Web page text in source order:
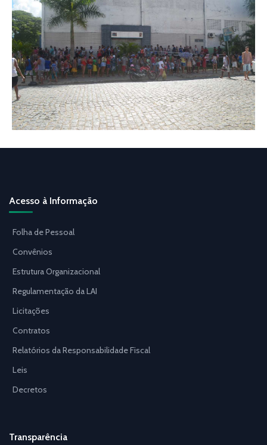
Acesso à Informação
Folha de Pessoal
Convênios
Estrutura Organizacional
Regulamentação da LAI
Licitações
Contratos
Relatórios da Responsabilidade Fiscal
Leis
Decretos
Transparência